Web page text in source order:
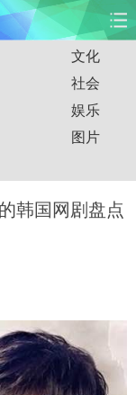
财经
教育
汽车
无人机
文化
社会
娱乐
图片
韩国网剧盘点